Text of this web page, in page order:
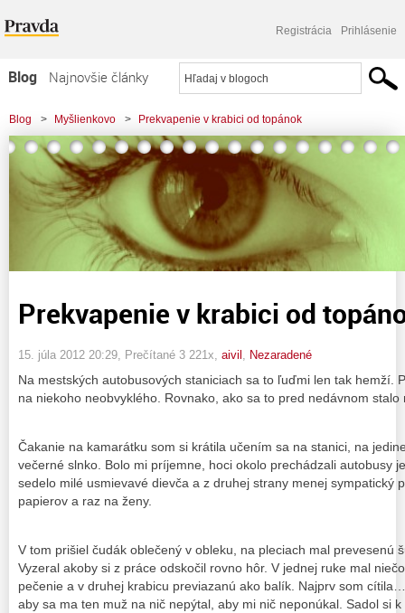
Registrácia Prihlásenie
Blog
Najnovšie články
Najčítanejšie články
Najkomentovanejšie články
Zoznam blogov
Komerčné blogy
Blog > Myšlienkovo > Prekvapenie v krabici od topánok
Prekvapenie v krabici od
15. júla 2012 20:29 , Prečítané 3 221x, aivil Nezaradené
Na mestských autobusových staniciach sa to ľuďmi len tak hemží.
na niekoho neobvyklého. Rovnako, ako sa to pred nedávnom stalo
Čakanie na kamarátku som si krátila učením sa na stanici, na
večerné slnko. Bolo mi príjemne, hoci okolo prechádzali autobusy
sedelo milé usmievavé dievča a z druhej strany menej sympatický
papierov a raz na ženy.
V tom prišiel čudák oblečený v obleku, na pleciach mal prevesenú
Vyzeral akoby si z práce odskočil rovno hôr. V jednej ruke mal
pečenie a v druhej krabicu previazanú ako balík. Najprv som
aby sa ma ten muž na nič nepýtal, aby mi nič neponúkal. Sadol si